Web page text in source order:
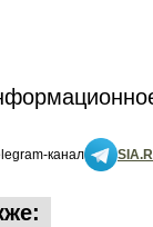
канал